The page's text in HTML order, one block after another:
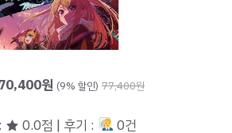
원 (9% 할인) 77,400원
★ 0.0점 | 후기 : 0건